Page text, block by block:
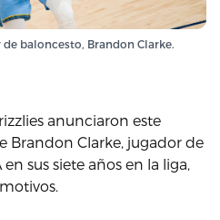
baloncesto, Brandon Clarke.
anunciaron este
Brandon Clarke, jugador de
sus siete años en la liga,